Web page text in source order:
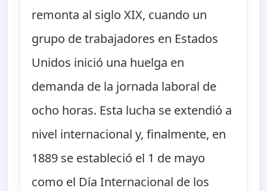
remonta al siglo XIX, cuando un
grupo de trabajadores en Estados
Unidos inició una huelga en
demanda de la jornada laboral de
ocho horas. Esta lucha se extendió a
nivel internacional y, finalmente, en
1889 se estableció el 1 de mayo
como el Día Internacional de los